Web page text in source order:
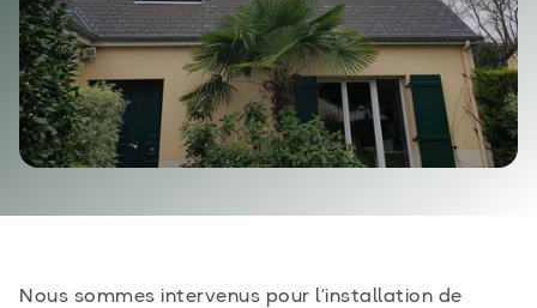
Nous sommes intervenus pour l’installation de